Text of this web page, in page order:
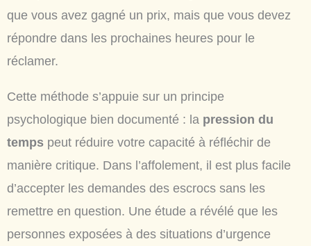
que vous avez gagné un prix, mais que vous devez
répondre dans les prochaines heures pour le
réclamer.
Cette méthode s’appuie sur un principe
psychologique bien documenté : la pression du
temps peut réduire votre capacité à réfléchir de
manière critique. Dans l’affolement, il est plus facile
d’accepter les demandes des escrocs sans les
remettre en question. Une étude a révélé que les
personnes exposées à des situations d’urgence